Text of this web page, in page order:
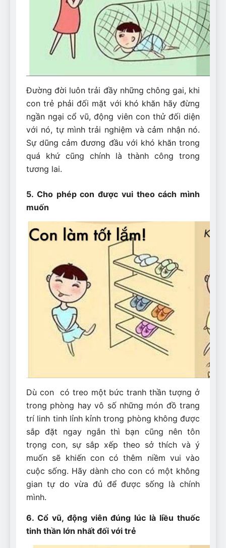
Đường đời luôn trải đầy những chông gai, khi
con trẻ phải đối mặt với khó khăn hãy đừng
ngần ngại cổ vũ, động viên con thử đối diện
với nó, tự mình trải nghiệm và cảm nhận nó.
Sự dũng cảm đương đầu với khó khăn trong
quá khứ cũng chính là thành công trong
tương lai.
5. Cho phép con được vui theo cách mình
muốn
Dù con có treo một bức tranh thần tượng ở
trong phòng hay vô số những món đồ trang
trí linh tinh lỉnh kỉnh trong phòng không được
sắp đặt ngay ngắn thì bạn cũng nên tôn
trọng con, sự sắp xếp theo sở thích và ý
muốn sẽ khiến con có thêm niềm vui vào
cuộc sống. Hãy dành cho con có một không
gian tự do vừa đủ để được sống là chính
mình.
6. Cổ vũ, động viên đúng lúc là liều thuốc
tinh thần lớn nhất đối với trẻ